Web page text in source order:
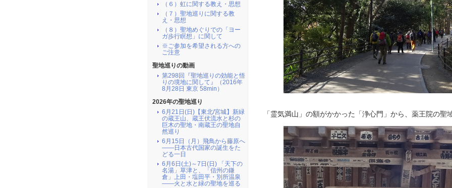
「霊気満山」の額がかかった「浄心門」から、薬王院の聖
（６）虹に関する教え・思想
（７）聖地巡りに関する教
え・思想
（８）聖地めぐりでの「ヨー
ガ歩行瞑想」に関して
※ご参加を希望される方への
ご注意
聖地巡りの動画
第298回『聖地巡りの効能と悟
りの境地に関して』（2016年
8月28日 東京 58min）
2026年の聖地巡り
6月21日(日)【東北/宮城】新緑
の蔵王山、蔵王伏流水と杉の
巨木の聖地・南蔵王の聖地自
然巡り
6月15日（月）飛鳥から藤原へ
――日本古代国家の誕生をた
どる一日
6月6日(土)～7日(日) 「天下の
名湯」草津と、「信州の鎌
倉」上田・塩田平・別所温泉
――火と水と緑の聖地を巡る